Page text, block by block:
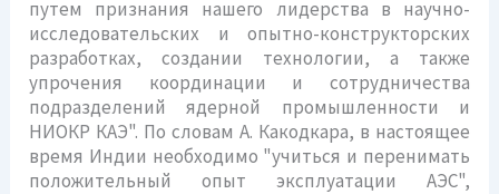
путем признания нашего лидерства в научно-
исследовательских и опытно-конструкторских
разработках, создании технологии, а также
упрочения координации и сотрудничества
подразделений ядерной промышленности и
НИОКР КАЭ". По словам А. Какодкара, в настоящее
время Индии необходимо "учиться и перенимать
положительный опыт эксплуатации АЭС",